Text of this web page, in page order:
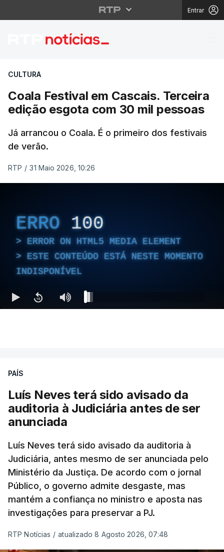
Entrar
Coala Festival em
CULTURA
Coala Festival em Cascais. Terceira
edição esgota com 30 mil pessoas
Já arrancou o Coala. É o primeiro dos festivais
de verão.
RTP / 31 Maio 2026, 10:26
ERRO 100
ERROR ON HTML5 MEDIA ELEMENT
ESTE CONTEÚDO ESTÁ NESTE MOMENTO
INDISPONÍVEL
PAÍS
Luís Neves terá sido avisado da
auditoria à Judiciária antes de ser
anunciada
Luís Neves terá sido avisado da auditoria à
Judiciária, antes mesmo de ser anunciada pelo
Ministério da Justiça. De acordo com o jornal
Público, o governo admite desgaste, mas
mantém a confiança no ministro e aposta nas
investigações para preservar a PJ.
RTP Notícias / atualizado 8 Agosto 2026, 07:48